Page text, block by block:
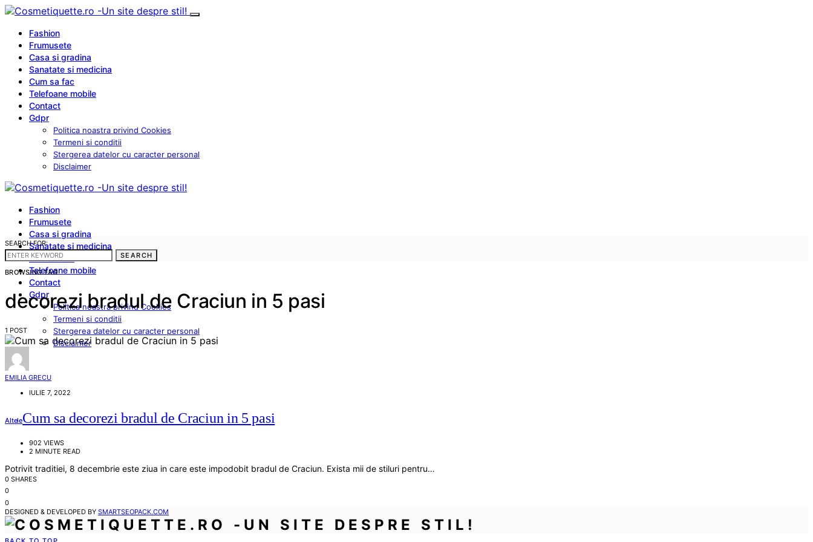
Fashion
Frumusete
Casa si gradina
Sanatate si medicina
Cum sa fac
Telefoane mobile
Contact
Gdpr
Politica noastra privind Cookies
Termeni si conditii
Stergerea datelor cu caracter personal
Disclaimer
Fashion
Frumusete
Casa si gradina
Sanatate si medicina
Cum sa fac
Telefoane mobile
Contact
Gdpr
Politica noastra privind Cookies
Termeni si conditii
Stergerea datelor cu caracter personal
Disclaimer
SEARCH FOR:
SEARCH
BROWSING TAG
decorezi bradul de Craciun in 5 pasi
1 POST
EMILIA GRECU
IULIE 7, 2022
AlteleCum sa decorezi bradul de Craciun in 5 pasi
902 VIEWS
2 MINUTE READ
Potrivit traditiei, 8 decembrie este ziua in care este impodobit bradul de Craciun. Exista mii de stiluri pentru…
0 SHARES
0
0
DESIGNED & DEVELOPED BY SMARTSEOPACK.COM